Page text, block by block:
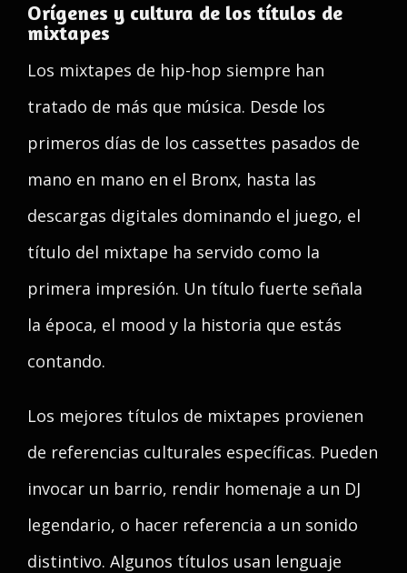
Orígenes y cultura de los títulos de
mixtapes
Los mixtapes de hip-hop siempre han
tratado de más que música. Desde los
primeros días de los cassettes pasados de
mano en mano en el Bronx, hasta las
descargas digitales dominando el juego, el
título del mixtape ha servido como la
primera impresión. Un título fuerte señala
la época, el mood y la historia que estás
contando.
Los mejores títulos de mixtapes provienen
de referencias culturales específicas. Pueden
invocar un barrio, rendir homenaje a un DJ
legendario, o hacer referencia a un sonido
distintivo. Algunos títulos usan lenguaje